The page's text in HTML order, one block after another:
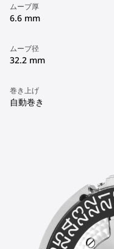
ムーブ厚
6.6 mm
ムーブ径
32.2 mm
巻き上げ
自動巻き